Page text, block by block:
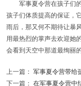
军事夏令营在孩子们的
孩子们体质提高的保证，
雨后，那又何不期待让暴
用最热烈的掌声去欢迎她
会看到天空中那道最绚丽
上一篇： 军事夏令营带给
下一篇： 在军事夏令营中